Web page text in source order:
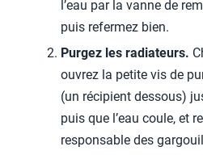
l’eau par la vanne de
puis refermez bien.
Purgez les radiateurs.
ouvrez la petite vis de
(un récipient dessous)
puis que l’eau coule, et
responsable des